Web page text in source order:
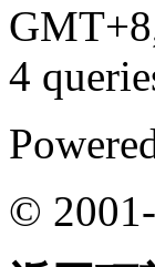
4
©